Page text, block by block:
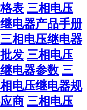
表 三相电压
电器产品手册
三相电压继电器
发 三相电压
电器参数 三
电压继电器规
商 三相电压